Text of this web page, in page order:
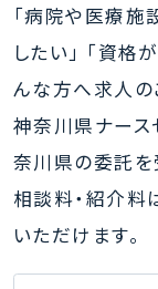
「病院や医療施
したい」 「資格
んな方へ求人の
神奈川県ナース
奈川県の委託を
相談料・紹介料
いただけます。